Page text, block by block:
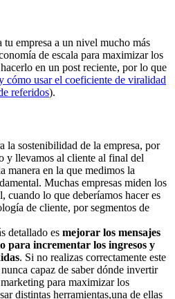
tu empresa a un nivel mucho más
de escala para maximizar los
en un post reciente, por lo que
cómo usar el coeficiente de viralidad
referidos).
la sostenibilidad de la empresa, por
y llevamos al cliente al final del
manera en la que medimos la
Muchas empresas miden los
cuando lo que deberíamos hacer es
de cliente, por segmentos de
detallado es mejorar los mensajes
para incrementar los ingresos y
. Si no realizas correctamente este
capaz de saber dónde invertir
para maximizar los
distintas herramientas,una de ellas